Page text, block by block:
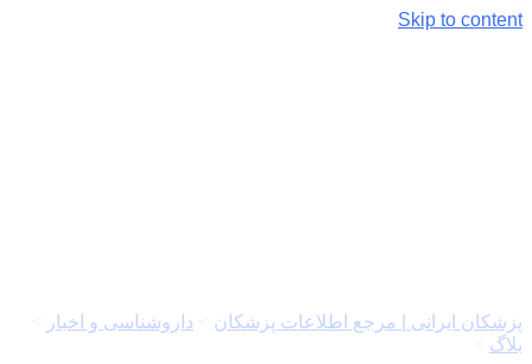
Skip to content
پزشکان ایرانی | مرجع اطلاعات پزشکان داروشناسی و اخبار
بلاگ